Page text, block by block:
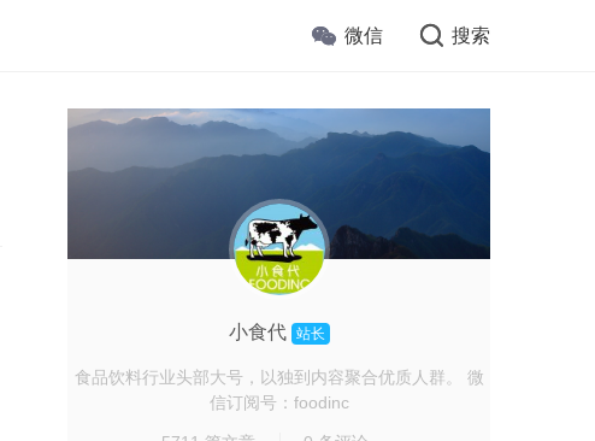
微信 搜索
小食代 站长
食品饮料行业头部大号，以独到内容聚合优质人群。 微
信订阅号：foodinc